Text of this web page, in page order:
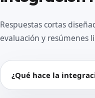
Respuestas cortas
evaluación y resúmenes
¿Qué hace la